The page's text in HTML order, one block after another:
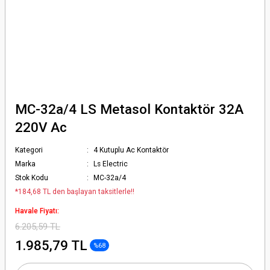
MC-32a/4 LS Metasol Kontaktör 32A
220V Ac
Kategori
4 Kutuplu Ac Kontaktör
Marka
Ls Electric
Stok Kodu
MC-32a/4
*184,68 TL den başlayan taksitlerle!!
Havale Fiyatı:
6.205,59 TL
1.985,79 TL %68